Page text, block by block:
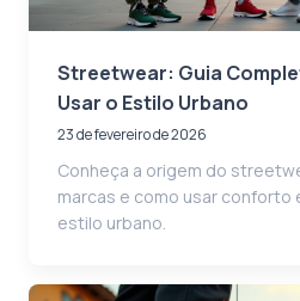
Streetwear: Guia
Usar o Estilo Urbano
23 de fevereiro de 2026
Conheça a origem do
marcas e como usar conforto
estilo urbano.